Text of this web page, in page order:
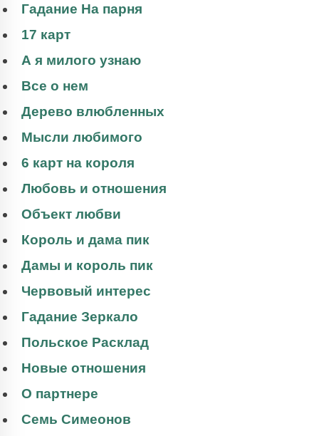
Гадание На парня
17 карт
А я милого узнаю
Все о нем
Дерево влюбленных
Мысли любимого
6 карт на короля
Любовь и отношения
Объект любви
Король и дама пик
Дамы и король пик
Червовый интерес
Гадание Зеркало
Польское Расклад
Новые отношения
О партнере
Семь Симеонов